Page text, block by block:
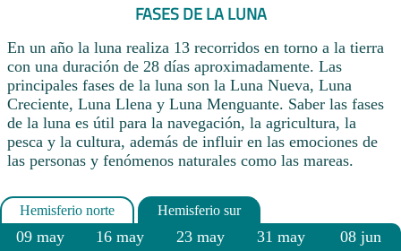
FASES DE LA LUNA
En un año la luna realiza 13 recorridos en torno a la tierra
con una duración de 28 días aproximadamente. Las
principales fases de la luna son la Luna Nueva, Luna
Creciente, Luna Llena y Luna Menguante. Saber las fases
de la luna es útil para la navegación, la agricultura, la
pesca y la cultura, además de influir en las emociones de
las personas y fenómenos naturales como las mareas.
09 may 16 may 23 may 31 may 08 jun